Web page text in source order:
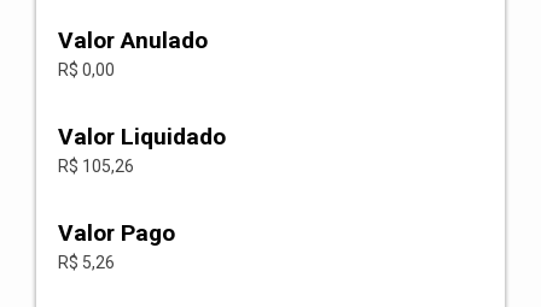
Valor Anulado
R$ 0,00
Valor Liquidado
R$ 105,26
Valor Pago
R$ 5,26